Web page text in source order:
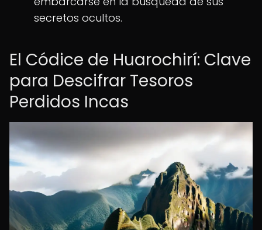
secretos ocultos.
El Códice de Huarochirí: Clave
para Descifrar Tesoros
Perdidos Incas